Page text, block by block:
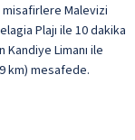
Malevizi
Plajı ile 10 dakika
Limanı ile
km) mesafede.